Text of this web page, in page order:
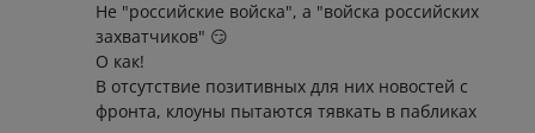
Не "российские войска", а "войска российских
захватчиков" 😏
О как!
В отсутствие позитивных для них новостей с
фронта, клоуны пытаются тявкать в пабликах